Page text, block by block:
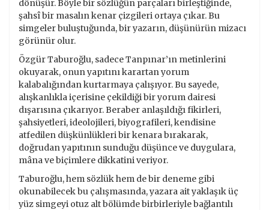
dönüşür. Böyle bir sözlüğün parçaları birleştiğinde,
şahsî bir masalın kenar çizgileri ortaya çıkar. Bu
simgeler buluştuğunda, bir yazarın, düşünürün mizacı
görünür olur.
Özgür Taburoğlu, sadece Tanpınar’ın metinlerini
okuyarak, onun yapıtını karartan yorum
kalabalığından kurtarmaya çalışıyor. Bu sayede,
alışkanlıkla içerisine çekildiği bir yorum dairesi
dışarısına çıkarıyor. Beraber anlaşıldığı fikirleri,
şahsiyetleri, ideolojileri, biyografileri, kendisine
atfedilen düşkünlükleri bir kenara bırakarak,
doğrudan yapıtının sunduğu düşünce ve duygulara,
mâna ve biçimlere dikkatini veriyor.
Taburoğlu, hem sözlük hem de bir deneme gibi
okunabilecek bu çalışmasında, yazara ait yaklaşık üç
yüz simgeyi otuz alt bölümde birbirleriyle bağlantılı